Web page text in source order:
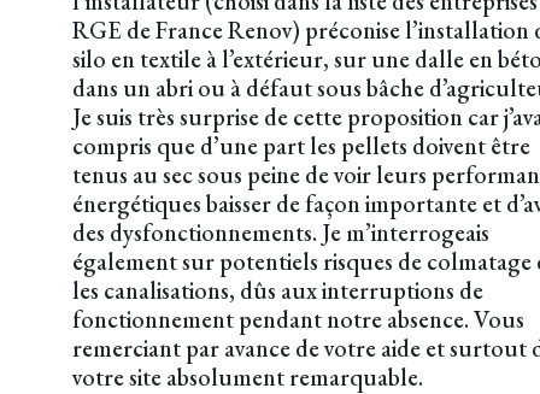
RGE de France Renov) préconise l’installation
silo en textile à l’extérieur, sur une dalle en
dans un abri ou à défaut sous bâche
Je suis très surprise de cette proposition car
compris que d’une part les pellets doivent être
tenus au sec sous peine de voir leurs
énergétiques baisser de façon importante et
des dysfonctionnements. Je m’interrogeais
également sur potentiels risques de colmatage
les canalisations, dûs aux interruptions de
fonctionnement pendant notre absence. Vous
remerciant par avance de votre aide et surtout
votre site absolument remarquable.